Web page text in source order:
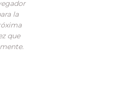
la
que